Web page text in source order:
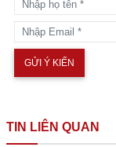
TIN LIÊN QUAN